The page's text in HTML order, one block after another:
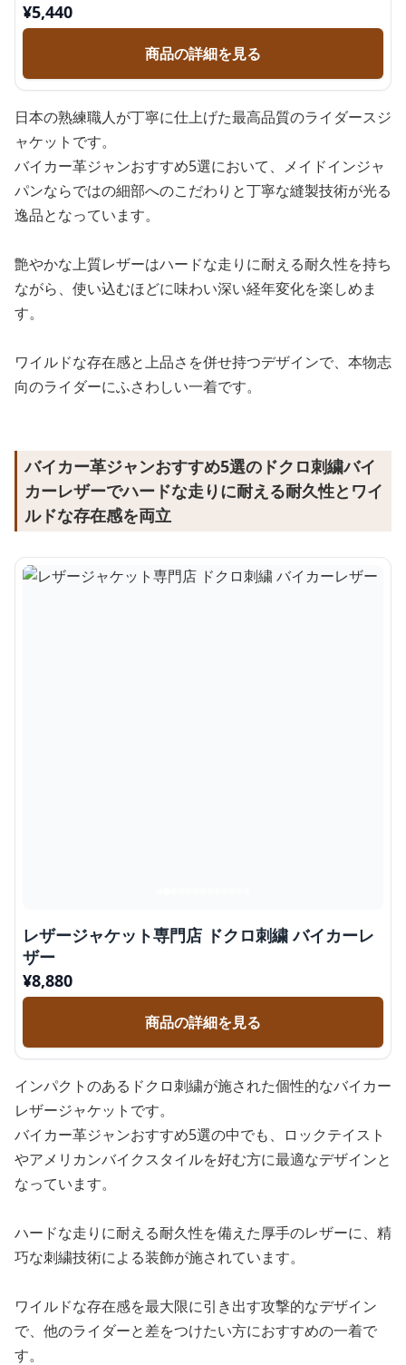
¥5,440
商品の詳細を見る
日本の熟練職人が丁寧に仕上げた最高品質のライダースジ
ャケットです。
バイカー革ジャンおすすめ5選において、メイドインジャ
パンならではの細部へのこだわりと丁寧な縫製技術が光る
逸品となっています。
艶やかな上質レザーはハードな走りに耐える耐久性を持ち
ながら、使い込むほどに味わい深い経年変化を楽しめま
す。
ワイルドな存在感と上品さを併せ持つデザインで、本物志
向のライダーにふさわしい一着です。
バイカー革ジャンおすすめ5選のドクロ刺繍バイ
カーレザーでハードな走りに耐える耐久性とワイ
ルドな存在感を両立
レザージャケット専門店 ドクロ刺繍 バイカーレ
ザー
¥8,880
商品の詳細を見る
インパクトのあるドクロ刺繍が施された個性的なバイカー
レザージャケットです。
バイカー革ジャンおすすめ5選の中でも、ロックテイスト
やアメリカンバイクスタイルを好む方に最適なデザインと
なっています。
ハードな走りに耐える耐久性を備えた厚手のレザーに、精
巧な刺繍技術による装飾が施されています。
ワイルドな存在感を最大限に引き出す攻撃的なデザイン
で、他のライダーと差をつけたい方におすすめの一着で
す。